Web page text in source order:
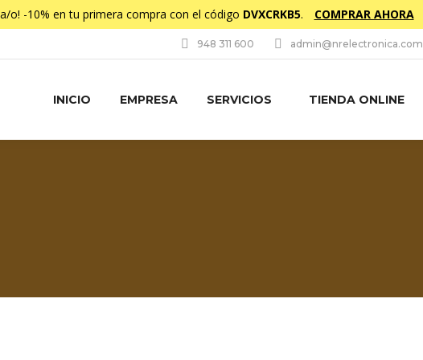
o! -10% en tu primera compra con el código DVXCRKB5. COMPRAR AHORA
948 311 600 admin@nrelectronica.com
INICIO EMPRESA SERVICIOS TIENDA ONLINE